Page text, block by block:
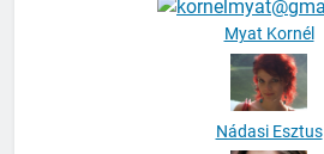
Myat Kornél
Nádasi Esztus